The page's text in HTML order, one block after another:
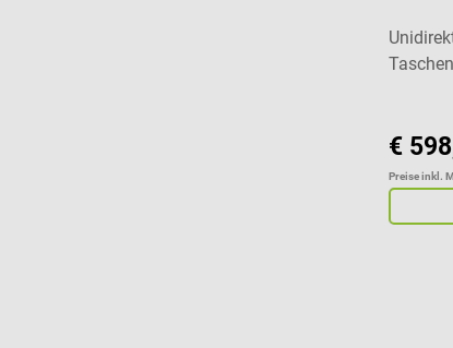
€
Preise inkl.